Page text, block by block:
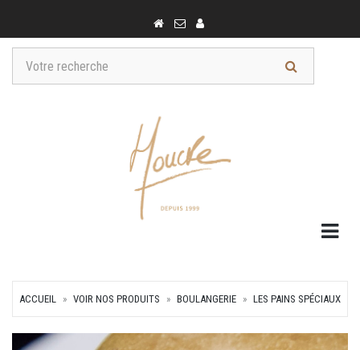
ACCUEIL VOIR NOS PRODUITS BOULANGERIE LES PAINS SPÉCIAUX